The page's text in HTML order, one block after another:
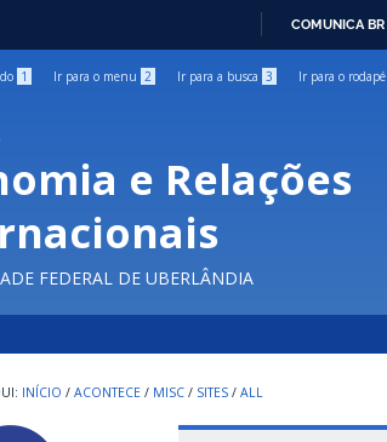
COMUNICA BR
1 Ir para o menu 2 Ir para a busca 3 Ir para o rodapé
e Relações
FEDERAL DE UBERLÂNDIA
INÍCIO / ACONTECE / MISC / SITES / ALL